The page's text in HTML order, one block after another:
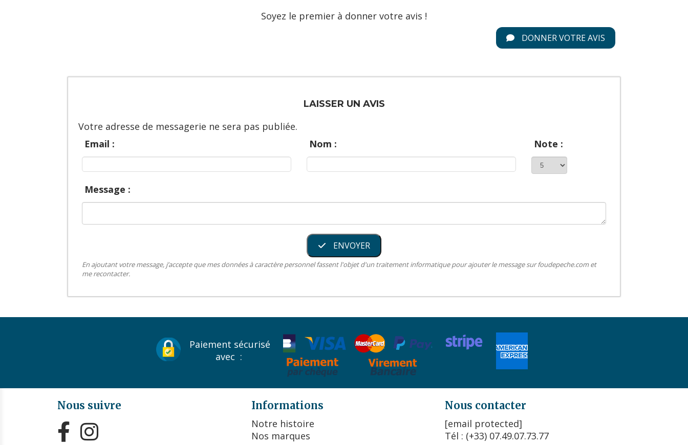
Soyez le premier à donner votre avis !
DONNER VOTRE AVIS
LAISSER UN AVIS
Votre adresse de messagerie ne sera pas publiée.
Email :
Nom : Note :
Message :
ENVOYER
En ajoutant votre message, j’accepte que mes données à caractère personnel fassent l'objet d'un traitement informatique pour ajouter le message sur foudepeche.com et
me recontacter.
Paiement sécurisé
avec :
Nous suivre
 
Informations
Notre histoire
Nos marques
Nous contacter
[email protected]
Tél : (+33) 07.49.07.73.77